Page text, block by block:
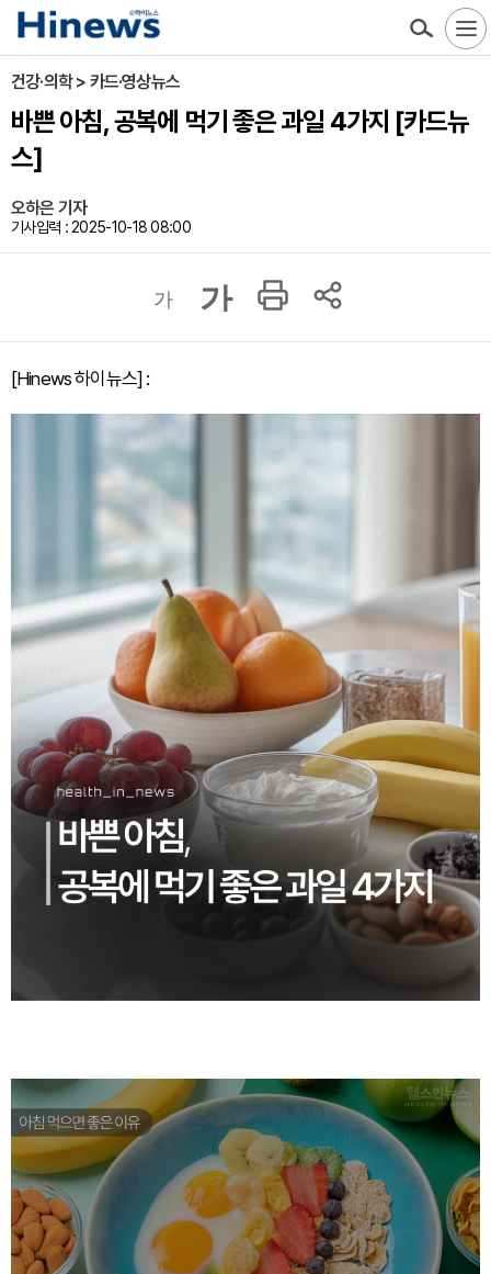
건강·의학 > 카드·영상뉴스
바쁜 아침, 공복에 먹기 좋은 과일 4가지 [카드뉴
스]
오하은 기자
기사입력 : 2025-10-18 08:00
가 가
[Hinews 하이뉴스] :